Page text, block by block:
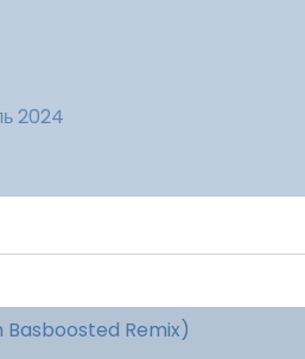
2024
Basboosted Remix)